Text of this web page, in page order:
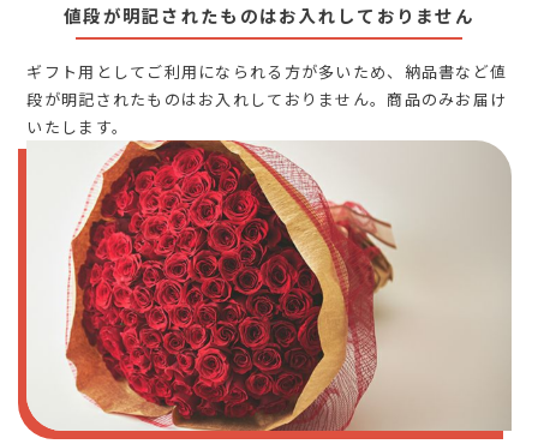
値段が明記されたものはお入れしておりません
ギフト用としてご利用になられる方が多いため、納品書など値
段が明記されたものはお入れしておりません。商品のみお届け
いたします。